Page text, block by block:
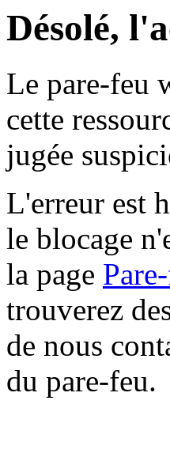
Désolé,
Le pare-feu
cette
jugée
L'erreur est
le blocage
la page
trouverez
de nous
du pare-feu.